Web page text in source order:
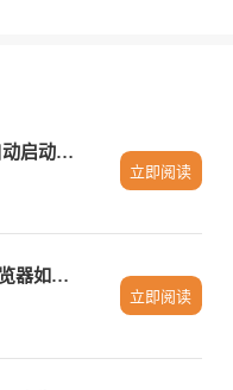
谷歌浏览器开机自动启动怎么办
立即阅读
google Chrome浏览器如何禁止后台广告推送
立即阅读